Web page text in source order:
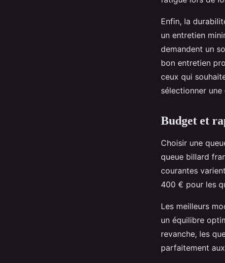
Enfin, la
un entretien
demandent un
bon entretien
ceux qui
sélectionner
Budget et
Choisir une
queue billard
courantes
400 € pour les
Les meilleurs
un équilibre
revanche, les
parfaitement